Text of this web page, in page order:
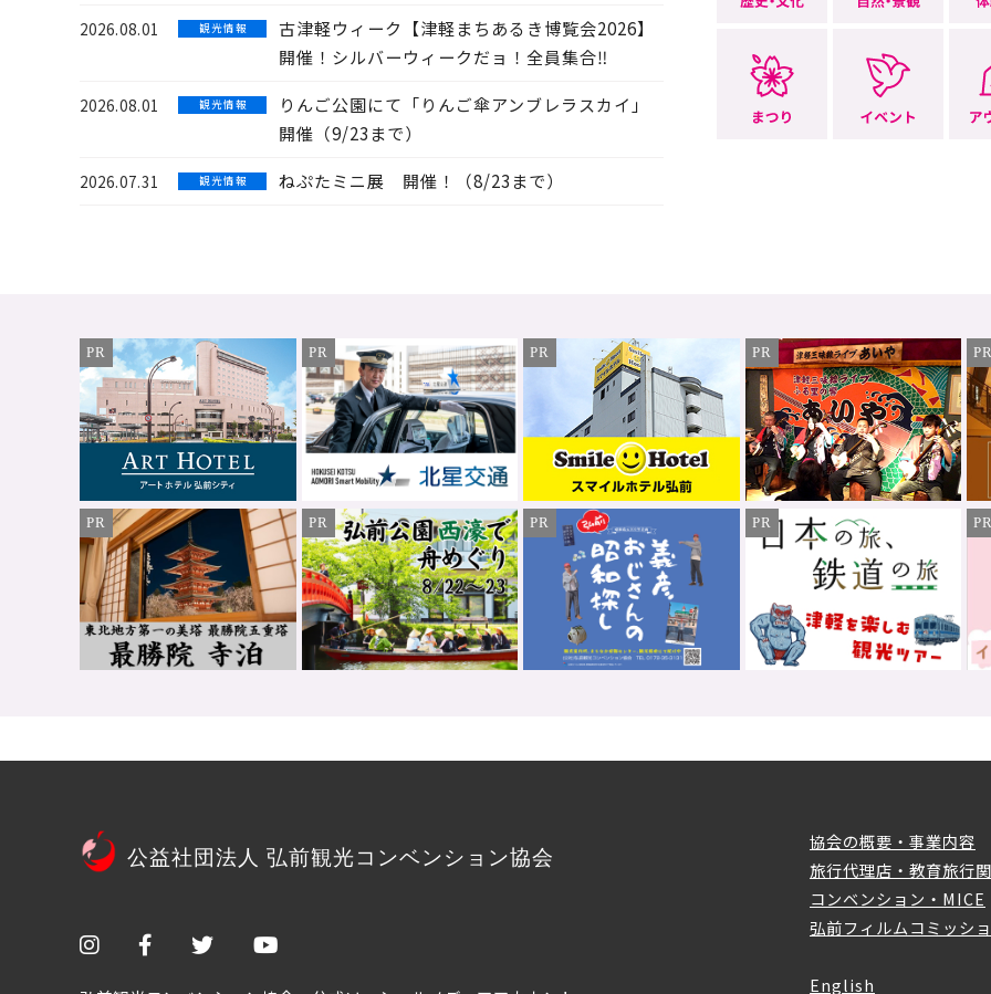
2026.08.01 観 光 情 報
古津軽ウィーク【津軽まちあるき博覧会2026】
開催！シルバーウィークだョ！全員集合‼
2026.08.01 観 光 情 報
りんご公園にて「りんご傘アンブレラスカイ」
開催（9/23まで）
2026.07.31 観 光 情 報 ねぷたミニ展 開催！（8/23まで）
PR PR PR PR
PR PR PR PR
公益社団法人 弘前観光コンベンション協会
協会の概要・事業内容
旅行代理店・教育旅行
コンベンション・MICE
弘前フィルムコミッシ
English